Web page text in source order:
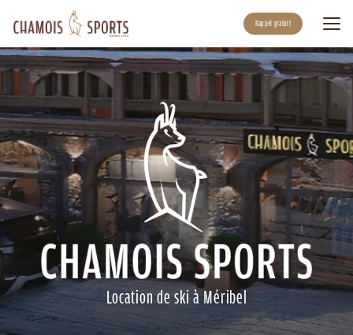
au
contenu
principal
Rappel gratuit
Location de ski à Méribel